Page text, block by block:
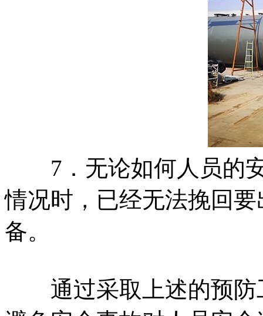
7．无论如何人员的安
情况时，已经无法挽回
备。
通过采取上述的预防